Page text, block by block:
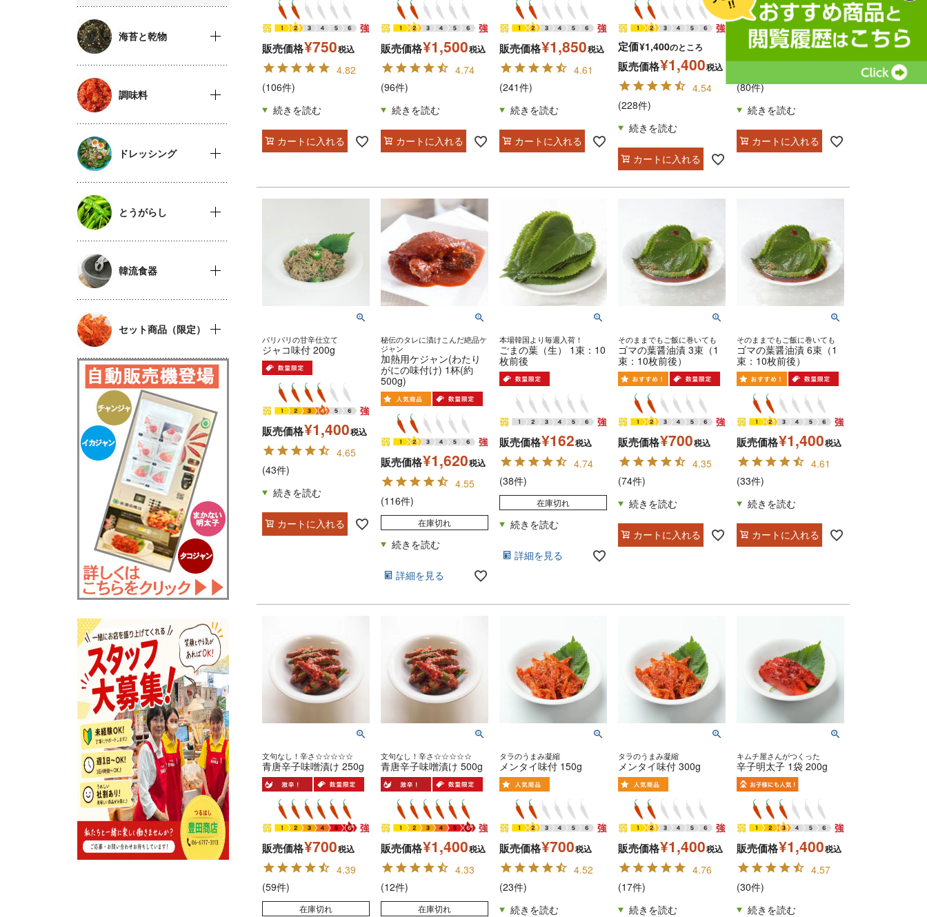
海苔と乾物
調味料
ドレッシング
とうがらし
韓流食器
セット商品（限定）
販売価格¥750税込
4.82
(106件)
カートに入れる
販売価格¥1,500税込
4.74
(96件)
カートに入れる
販売価格¥1,850税込
4.61
(241件)
カートに入れる
定価¥1,400のところ
販売価格¥1,400税込
4.54
(228件)
カートに入れる
販売価格¥700税込
(80件)
カートに入れる
パリパリの甘辛仕立て
ジャコ味付 200g
販売価格¥1,400税込
4.65
(43件)
カートに入れる
秘伝のタレに漬けこんだ絶品ケ
ジャン
加熱用ケジャン(わたり
がにの味付け) 1杯(約
500g)
販売価格¥1,620税込
4.55
(116件)
在庫切れ
詳細を見る
本場韓国より毎週入荷！
ごまの葉（生） 1束：10
枚前後
販売価格¥162税込
4.74
(38件)
在庫切れ
詳細を見る
そのままでもご飯に巻いても
ゴマの葉醤油漬 3束（1
束：10枚前後）
販売価格¥700税込
4.35
(74件)
カートに入れる
そのままでもご飯に巻いても
ゴマの葉醤油漬 6束（1
束：10枚前後）
販売価格¥1,400税込
4.61
(33件)
カートに入れる
文句なし！辛さ☆☆☆☆☆
青唐辛子味噌漬け 250g
販売価格¥700税込
4.39
(59件)
在庫切れ
文句なし！辛さ☆☆☆☆☆
青唐辛子味噌漬け 500g
販売価格¥1,400税込
4.33
(12件)
在庫切れ
タラのうまみ凝縮
メンタイ味付 150g
販売価格¥700税込
4.52
(23件)
タラのうまみ凝縮
メンタイ味付 300g
販売価格¥1,400税込
4.76
(17件)
キムチ屋さんがつくった
辛子明太子 1袋 200g
販売価格¥1,400税込
4.57
(30件)